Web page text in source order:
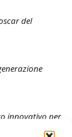
del
innovativo per